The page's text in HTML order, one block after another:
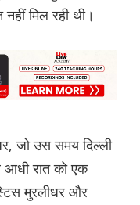
मिल रही थी।
जो उस समय दिल्ली
आधी रात को एक
मुरलीधर और